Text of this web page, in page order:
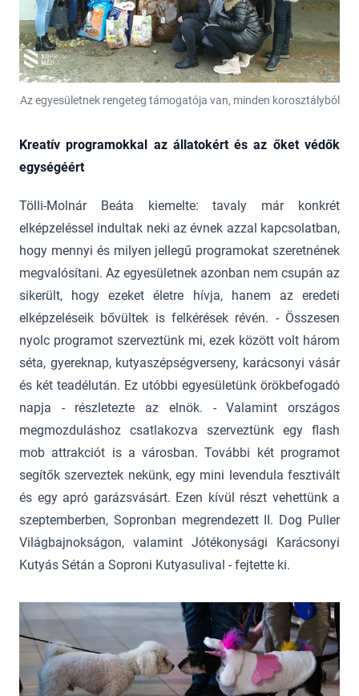
Az egyesületnek rengeteg támogatója van, minden korosztályból
Kreatív programokkal az állatokért és az őket védők
egységéért
Tölli-Molnár Beáta kiemelte: tavaly már konkrét
elképzeléssel indultak neki az évnek azzal kapcsolatban,
hogy mennyi és milyen jellegű programokat szeretnének
megvalósítani. Az egyesületnek azonban nem csupán az
sikerült, hogy ezeket életre hívja, hanem az eredeti
elképzeléseik bővültek is felkérések révén. - Összesen
nyolc programot szerveztünk mi, ezek között volt három
séta, gyereknap, kutyaszépségverseny, karácsonyi vásár
és két teadélután. Ez utóbbi egyesületünk örökbefogadó
napja - részletezte az elnök. - Valamint országos
megmozduláshoz csatlakozva szerveztünk egy flash
mob attrakciót is a városban. További két programot
segítők szerveztek nekünk, egy mini levendula fesztivált
és egy apró garázsvásárt. Ezen kívül részt vehettünk a
szeptemberben, Sopronban megrendezett II. Dog Puller
Világbajnokságon, valamint Jótékonysági Karácsonyi
Kutyás Sétán a Soproni Kutyasulival - fejtette ki.